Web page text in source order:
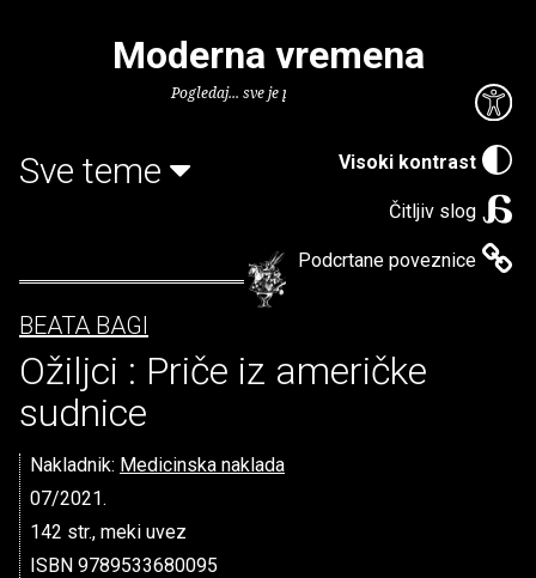
Visoki kontrast
Čitljiv slog
Podcrtane poveznice
Moderna vremena
Pogledaj... sve je puno knjiga.
Sve teme
BEATA BAGI
Ožiljci : Priče iz američke
sudnice
Nakladnik: Medicinska naklada
07/2021.
142 str., meki uvez
ISBN 9789533680095